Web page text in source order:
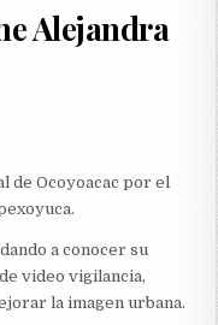
Alejandra
de Ocoyoacac por el
a conocer su
video vigilancia,
la imagen urbana.